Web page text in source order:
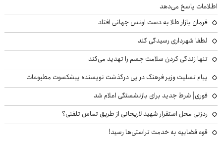
اطلاعات پاسخ می‌دهد
فرمان بازار طلا به دست اونس جهانی افتاد
لطفا شهرداری رسیدگی کند
تنها زندگی کردن سلامت جسم را تهدید می‌کند
پیام تسلیت وزیر فرهنگ در پی درگذشت نویسنده پیشکسوت مطبوعات
فوری| شرط جدید برای بازنشستگی اعلام شد
ردزنی محل استقرار شهید لاریجانی از طریق تماس تلفنی؟
قوه قضاییه به خدمت تراستی‌ها رسید!